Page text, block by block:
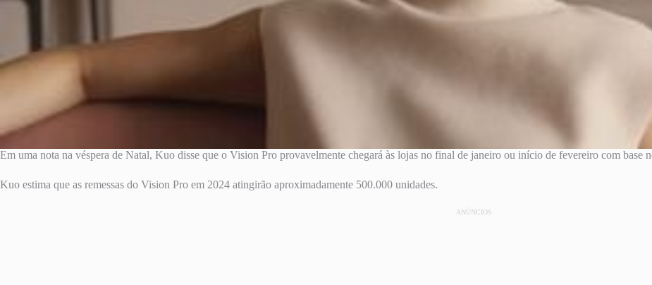
Em uma nota na véspera de Natal, Kuo disse que o Vision Pro provavelmente chegará às lojas no final de janeiro ou início de fevereiro com base
Kuo estima que as remessas do Vision Pro em 2024 atingirão aproximadamente 500.000 unidades.
ANÚNCIOS